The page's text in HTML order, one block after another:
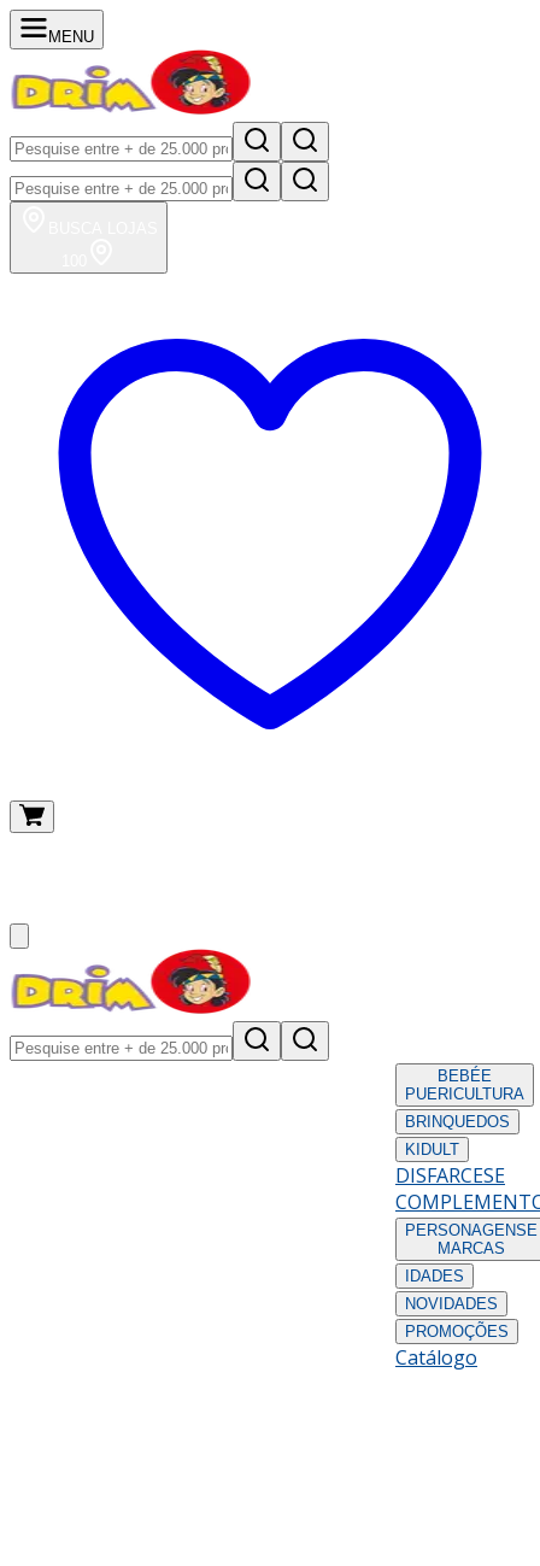
MENU
BEBÉE
PUERICULTURA
BRINQUEDOS
KIDULT
DISFARCESE
PERSONAGENS E
MARCAS
IDADES
NOVIDADES
PROMOÇÕES
Catálogo